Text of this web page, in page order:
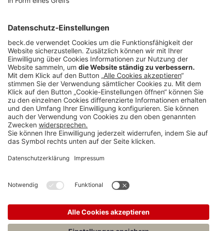
Veröffentlichungen des IASB, deren Anerkennung durch die EU derzeit
noch aussteht.
Der jeweils aktuelle Stand kann auf der Website der EFRAG (efrag.org)
eingesehen werden.
Rubriken
Menü
Anzeigen